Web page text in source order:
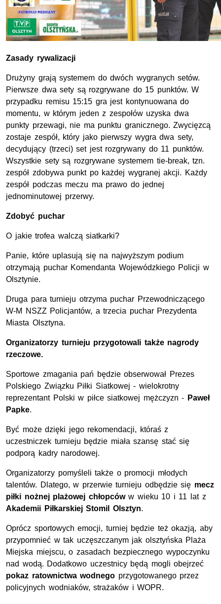
Zasady rywalizacji
Drużyny grają systemem do dwóch wygranych setów.
Pierwsze dwa sety są rozgrywane do 15 punktów. W
przypadku remisu 15:15 gra jest kontynuowana do
momentu, w którym jeden z zespołów uzyska dwa
punkty przewagi, nie ma punktu granicznego. Zwycięzcą
zostaje zespół, który jako pierwszy wygra dwa sety,
decydujący (trzeci) set jest rozgrywany do 11 punktów.
Wszystkie sety są rozgrywane systemem tie-break, tzn.
zespół zdobywa punkt po każdej wygranej akcji. Każdy
zespół podczas meczu ma prawo do jednej
jednominutowej przerwy.
Zdobyć puchar
O jakie trofea walczą siatkarki?
Panie, które uplasują się na najwyższym podium
otrzymają puchar Komendanta Wojewódzkiego Policji w
Olsztynie.
Druga para turnieju otrzyma puchar Przewodniczącego
W-M NSZZ Policjantów, a trzecia puchar Prezydenta
Miasta Olsztyna.
Organizatorzy turnieju przygotowali także nagrody
rzeczowe.
Sportowe zmagania pań będzie obserwował Prezes
Polskiego Związku Piłki Siatkowej - wielokrotny
reprezentant Polski w piłce siatkowej mężczyzn - Paweł
Papke.
Być może dzięki jego rekomendacji, któraś z
uczestniczek turnieju będzie miała szansę stać się
podporą kadry narodowej.
Organizatorzy pomyśleli także o promocji młodych
talentów. Dlatego, w przerwie turnieju odbędzie się mecz
piłki nożnej plażowej chłopcóww wieku 10 i 11 lat z
Akademii Piłkarskiej Stomil Olsztyn.
Oprócz sportowych emocji, turniej będzie też okazją, aby
przypomnieć w tak uczęszczanym jak olsztyńska Plaża
Miejska miejscu, o zasadach bezpiecznego wypoczynku
nad wodą. Dodatkowo uczestnicy będą mogli obejrzeć
pokaz ratownictwa wodnego przygotowanego przez
policyjnych wodniaków, strażaków i WOPR.